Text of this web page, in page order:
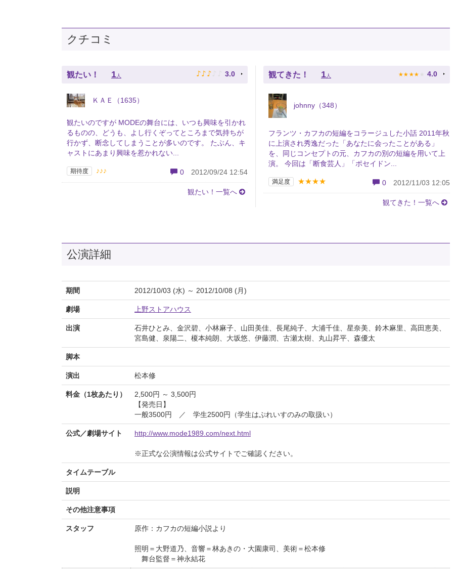
クチコミ
観たい！ 1人 ♪ ♪ ♪ ♪ ♪ 3.0
ＫＡＥ（1635）
観たいのですが MODEの舞台には、いつも興味を引かれ
るものの、どうも、よし行くぞってところまで気持ちが
行かず、断念してしまうことが多いのです。 たぶん、キ
ャストにあまり興味を惹かれない...
期待度 ♪♪♪ 0 2012/09/24 12:54
観たい！一覧へ
観てきた！ 1人 ★ ★ ★ ★ ★ 4.0
johnny（348）
フランツ・カフカの短編をコラージュした小話 2011年秋
に上演され秀逸だった「あなたに会ったことがある」
を、同じコンセプトの元、カフカの別の短編を用いて上
演。 今回は「断食芸人」「ポセイドン...
満足度 ★★★★ 0 2012/11/03 12:05
観てきた！一覧へ
公演詳細
期間 2012/10/03 (水) ～ 2012/10/08 (月)
劇場 上野ストアハウス
出演
石井ひとみ、金沢碧、小林麻子、山田美佳、長尾純子、大浦千佳、星奈美、鈴木麻里、高田恵美、
宮島健、泉陽二、榎本純朗、大坂悠、伊藤潤、古瀬太樹、丸山昇平、森優太
脚本
演出 松本修
料金（1枚あたり）
2,500円 ～ 3,500円
【発売日】
一般3500円 ／ 学生2500円（学生はぷれいすのみの取扱い）
公式／劇場サイト http://www.mode1989.com/next.html
※正式な公演情報は公式サイトでご確認ください。
タイムテーブル
説明
その他注意事項
スタッフ 原作：カフカの短編小説より
照明＝大野道乃、音響＝林あきの・大園康司、美術＝松本修
舞台監督＝神永結花